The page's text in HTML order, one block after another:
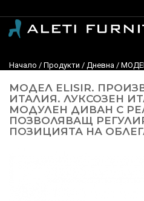
Начало / Продукти / Дневна /
МОДЕЛ ELISIR.
ИТАЛИЯ. ЛУКСОЗЕН
МОДУЛЕН ДИВАН С
ПОЗВОЛЯВАЩ
ПОЗИЦИЯТА НА